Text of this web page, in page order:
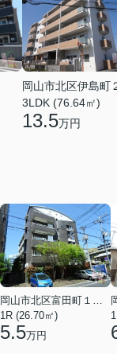
岡山市北区伊島町
3LDK (76.64㎡)
13.5万円
岡山市北区富田町１丁目
1R (26.70㎡)
5.5万円